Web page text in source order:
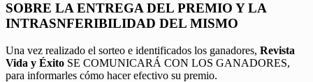
SOBRE LA ENTREGA DEL PREMIO Y LA
INTRASNFERIBILIDAD DEL MISMO
Una vez realizado el sorteo e identificados los ganadores, Revista
Vida y Éxito SE COMUNICARÁ CON LOS GANADORES,
para informarles cómo hacer efectivo su premio.